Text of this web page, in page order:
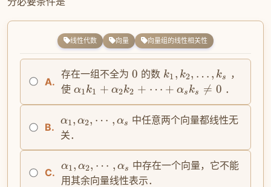
线性代数 向量 向量组的线性相关性
A.
存在一组不全为 0 的数 k1 , k2, … , ks
，
使 α1k1 + α2k2 + ⋯ + αs ks 
= 0 ．
B.
α1, α2, ⋯ , αs
中任意两个向量都线性无
关．
C.
α1, α2, ⋯ , αs
中存在一个向量，它不能
用其余向量线性表示．